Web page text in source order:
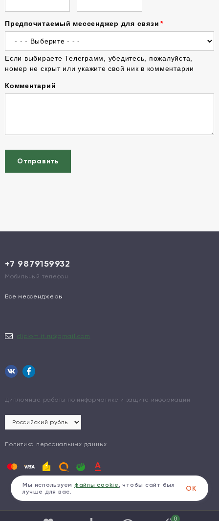
Предпочитаемый мессенджер для связи
Если выбираете Телеграмм, убедитесь, пожалуйста,
номер не скрыт или укажите свой ник в комментарии
Комментарий
Отправить
+7 9879159932
Мобильный телефон
Все мессенджеры
diplom.it.ru@gmail.com
Дипломные работы по информатике и защите информации
Политика персональных данных
0
Мы используем файлы cookie , чтобы сайт был
лучше для вас.
ОК